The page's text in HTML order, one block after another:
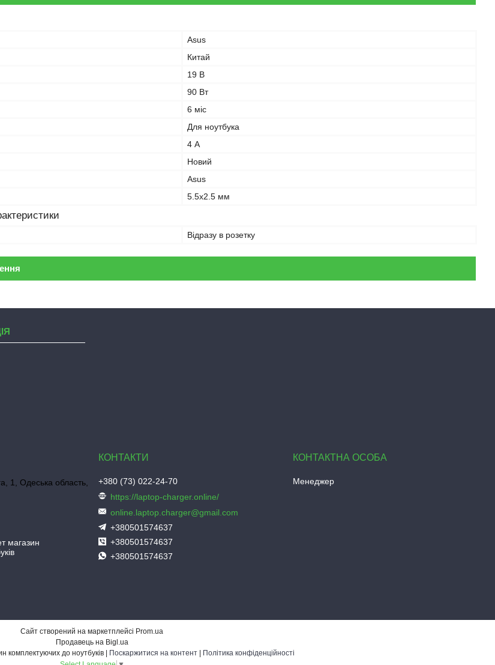
Asus
Китай
19 В
90 Вт
6 міс
Для ноутбука
4 А
Новий
Asus
5.5x2.5 мм
Відразу в розетку
1, Одеська область,
магазин
+380 (73) 022-24-70
https://laptop-charger.online/
online.laptop.charger@gmail.com
+380501574637
+380501574637
+380501574637
Менеджер
Сайт створений на маркетплейсі Prom.ua
Продавець на Bigl.ua
Поскаржитися на контент
Політика конфіденційності